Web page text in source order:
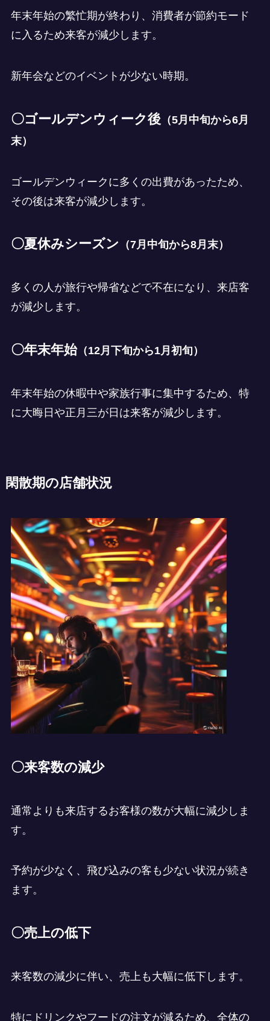
年末年始の繁忙期が終わり、消費者が節約モード
に入るため来客が減少します。
新年会などのイベントが少ない時期。
〇ゴールデンウィーク後（5月中旬から6月
末）
ゴールデンウィークに多くの出費があったため、
その後は来客が減少します。
〇夏休みシーズン （7月中旬から8月末）
多くの人が旅行や帰省などで不在になり、来店客
が減少します。
〇年末年始（12月下旬から1月初旬）
年末年始の休暇中や家族行事に集中するため、特
に大晦日や正月三が日は来客が減少します。
閑散期の店舗状況
〇来客数の減少
通常よりも来店するお客様の数が大幅に減少しま
す。
予約が少なく、飛び込みの客も少ない状況が続き
ます。
〇売上の低下
来客数の減少に伴い、売上も大幅に低下します。
特にドリンクやフードの注文が減るため、全体の